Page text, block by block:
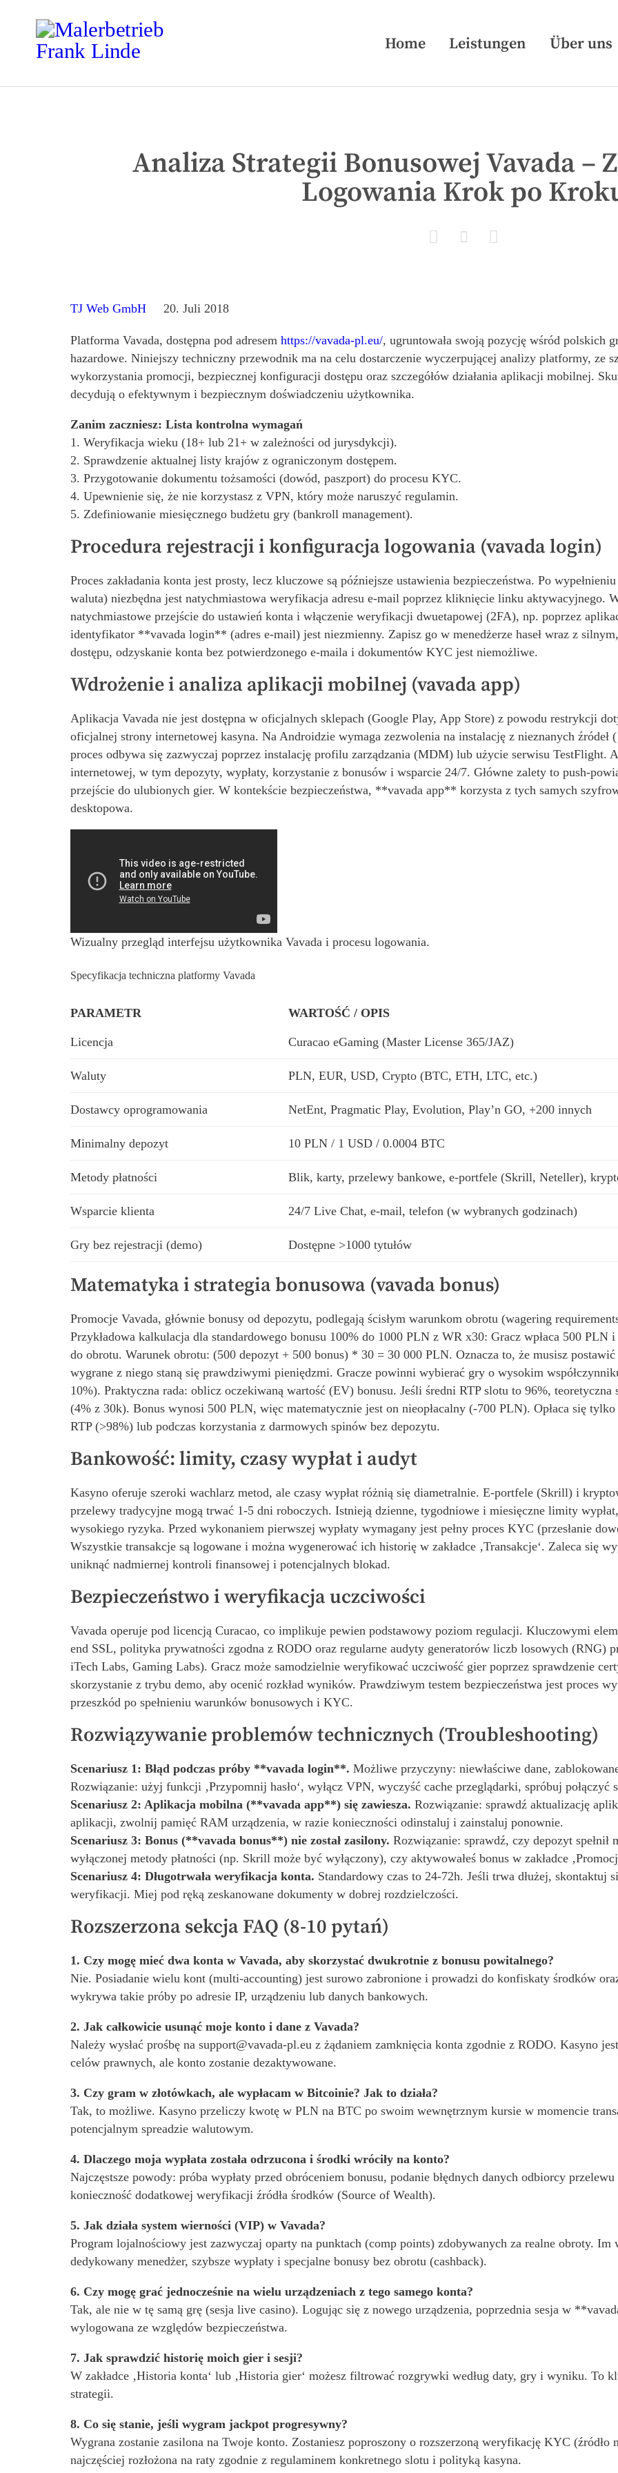
Home Leistungen Über uns
Analiza Strategii Bonusowej Vavada –
Logowania Krok po
  
TJ Web GmbH 20. Juli 2018
Platforma Vavada, dostępna pod adresem https://vavada-pl.eu/, ugruntowała swoją pozycję wśród polskich
hazardowe. Niniejszy techniczny przewodnik ma na celu dostarczenie wyczerpującej analizy platformy, ze
wykorzystania promocji, bezpiecznej konfiguracji dostępu oraz szczegółów działania aplikacji mobilnej.
decydują o efektywnym i bezpiecznym doświadczeniu użytkownika.
Zanim zaczniesz: Lista kontrolna wymagań
1. Weryfikacja wieku (18+ lub 21+ w zależności od jurysdykcji).
2. Sprawdzenie aktualnej listy krajów z ograniczonym dostępem.
3. Przygotowanie dokumentu tożsamości (dowód, paszport) do procesu KYC.
4. Upewnienie się, że nie korzystasz z VPN, który może naruszyć regulamin.
5. Zdefiniowanie miesięcznego budżetu gry (bankroll management).
Procedura rejestracji i konfiguracja logowania (vavada login)
Proces zakładania konta jest prosty, lecz kluczowe są późniejsze ustawienia bezpieczeństwa. Po
waluta) niezbędna jest natychmiastowa weryfikacja adresu e-mail poprzez kliknięcie linku aktywacyjnego.
natychmiastowe przejście do ustawień konta i włączenie weryfikacji dwuetapowej (2FA), np. poprzez
identyfikator **vavada login** (adres e-mail) jest niezmienny. Zapisz go w menedżerze haseł wraz z
dostępu, odzyskanie konta bez potwierdzonego e-maila i dokumentów KYC jest niemożliwe.
Wdrożenie i analiza aplikacji mobilnej (vavada app)
Aplikacja Vavada nie jest dostępna w oficjalnych sklepach (Google Play, App Store) z powodu restrykcji
oficjalnej strony internetowej kasyna. Na Androidzie wymaga zezwolenia na instalację z nieznanych źródeł
proces odbywa się zazwyczaj poprzez instalację profilu zarządzania (MDM) lub użycie serwisu TestFlight.
internetowej, w tym depozyty, wypłaty, korzystanie z bonusów i wsparcie 24/7. Główne zalety to push-
przejście do ulubionych gier. W kontekście bezpieczeństwa, **vavada app** korzysta z tych samych
desktopowa.
Wizualny przegląd interfejsu użytkownika Vavada i procesu logowania.
Specyfikacja techniczna platformy Vavada
PARAMETR WARTOŚĆ / OPIS
Licencja Curacao eGaming (Master License 365/JAZ)
Waluty PLN, EUR, USD, Crypto (BTC, ETH, LTC, etc.)
Dostawcy oprogramowania NetEnt, Pragmatic Play, Evolution, Play’n GO, +200 innych
Minimalny depozyt 10 PLN / 1 USD / 0.0004 BTC
Metody płatności Blik, karty, przelewy bankowe, e-portfele (Skrill, Neteller),
Wsparcie klienta 24/7 Live Chat, e-mail, telefon (w wybranych godzinach)
Gry bez rejestracji (demo) Dostępne >1000 tytułów
Matematyka i strategia bonusowa (vavada bonus)
Promocje Vavada, głównie bonusy od depozytu, podlegają ścisłym warunkom obrotu (wagering
Przykładowa kalkulacja dla standardowego bonusu 100% do 1000 PLN z WR x30: Gracz wpłaca 500
do obrotu. Warunek obrotu: (500 depozyt + 500 bonus) * 30 = 30 000 PLN. Oznacza to, że musisz
wygrane z niego staną się prawdziwymi pieniędzmi. Gracze powinni wybierać gry o wysokim
10%). Praktyczna rada: oblicz oczekiwaną wartość (EV) bonusu. Jeśli średni RTP slotu to 96%,
(4% z 30k). Bonus wynosi 500 PLN, więc matematycznie jest on nieopłacalny (-700 PLN). Opłaca się
RTP (>98%) lub podczas korzystania z darmowych spinów bez depozytu.
Bankowość: limity, czasy wypłat i audyt
Kasyno oferuje szeroki wachlarz metod, ale czasy wypłat różnią się diametralnie. E-portfele (Skrill) i
przelewy tradycyjne mogą trwać 1-5 dni roboczych. Istnieją dzienne, tygodniowe i miesięczne limity
wysokiego ryzyka. Przed wykonaniem pierwszej wypłaty wymagany jest pełny proces KYC (przesłanie
Wszystkie transakcje są logowane i można wygenerować ich historię w zakładce ‚Transakcje‘. Zaleca się
uniknąć nadmiernej kontroli finansowej i potencjalnych blokad.
Bezpieczeństwo i weryfikacja uczciwości
Vavada operuje pod licencją Curacao, co implikuje pewien podstawowy poziom regulacji. Kluczowymi
end SSL, polityka prywatności zgodna z RODO oraz regularne audyty generatorów liczb losowych (RNG)
iTech Labs, Gaming Labs). Gracz może samodzielnie weryfikować uczciwość gier poprzez sprawdzenie
skorzystanie z trybu demo, aby ocenić rozkład wyników. Prawdziwym testem bezpieczeństwa jest proces
przeszkód po spełnieniu warunków bonusowych i KYC.
Rozwiązywanie problemów technicznych (Troubleshooting)
Scenariusz 1: Błąd podczas próby **vavada login**. Możliwe przyczyny: niewłaściwe dane,
Rozwiązanie: użyj funkcji ‚Przypomnij hasło‘, wyłącz VPN, wyczyść cache przeglądarki, spróbuj
Scenariusz 2: Aplikacja mobilna (**vavada app**) się zawiesza. Rozwiązanie: sprawdź aktualizację
aplikacji, zwolnij pamięć RAM urządzenia, w razie konieczności odinstaluj i zainstaluj ponownie.
Scenariusz 3: Bonus (**vavada bonus**) nie został zasilony. Rozwiązanie: sprawdź, czy depozyt
wyłączonej metody płatności (np. Skrill może być wyłączony), czy aktywowałeś bonus w zakładce
Scenariusz 4: Długotrwała weryfikacja konta. Standardowy czas to 24-72h. Jeśli trwa dłużej, skontaktuj
weryfikacji. Miej pod ręką zeskanowane dokumenty w dobrej rozdzielczości.
Rozszerzona sekcja FAQ (8-10 pytań)
1. Czy mogę mieć dwa konta w Vavada, aby skorzystać dwukrotnie z bonusu powitalnego?
Nie. Posiadanie wielu kont (multi-accounting) jest surowo zabronione i prowadzi do konfiskaty środków
wykrywa takie próby po adresie IP, urządzeniu lub danych bankowych.
2. Jak całkowicie usunąć moje konto i dane z Vavada?
Należy wysłać prośbę na support@vavada-pl.eu z żądaniem zamknięcia konta zgodnie z RODO. Kasyno
celów prawnych, ale konto zostanie dezaktywowane.
3. Czy gram w złotówkach, ale wypłacam w Bitcoinie? Jak to działa?
Tak, to możliwe. Kasyno przeliczy kwotę w PLN na BTC po swoim wewnętrznym kursie w momencie
potencjalnym spreadzie walutowym.
4. Dlaczego moja wypłata została odrzucona i środki wróciły na konto?
Najczęstsze powody: próba wypłaty przed obróceniem bonusu, podanie błędnych danych odbiorcy
konieczność dodatkowej weryfikacji źródła środków (Source of Wealth).
5. Jak działa system wierności (VIP) w Vavada?
Program lojalnościowy jest zazwyczaj oparty na punktach (comp points) zdobywanych za realne obroty.
dedykowany menedżer, szybsze wypłaty i specjalne bonusy bez obrotu (cashback).
6. Czy mogę grać jednocześnie na wielu urządzeniach z tego samego konta?
Tak, ale nie w tę samą grę (sesja live casino). Logując się z nowego urządzenia, poprzednia sesja w
wylogowana ze względów bezpieczeństwa.
7. Jak sprawdzić historię moich gier i sesji?
W zakładce ‚Historia konta‘ lub ‚Historia gier‘ możesz filtrować rozgrywki według daty, gry i wyniku. To
strategii.
8. Co się stanie, jeśli wygram jackpot progresywny?
Wygrana zostanie zasilona na Twoje konto. Zostaniesz poproszony o rozszerzoną weryfikację KYC (źródło
najczęściej rozłożona na raty zgodnie z regulaminem konkretnego slotu i polityką kasyna.